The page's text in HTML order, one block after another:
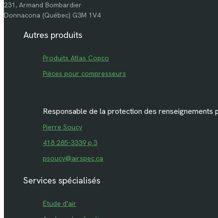
231, Armand Bombardier
Donnacona (Québec) G3M 1V4
Autres produits
Produits Atlas Copco
Pièces pour compresseurs
Responsable de la protection des renseignements
Pierre Soucy
418 285-3339 p.3
psoucy@airspec.ca
Services spécialisés
Étude d'air